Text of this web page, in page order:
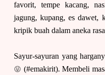
favorit, tempe kacang,
jagung, kupang, es dawet,
kripik buah dalam aneka
Sayur-sayuran yang
😝 (#emakirit). Membeli